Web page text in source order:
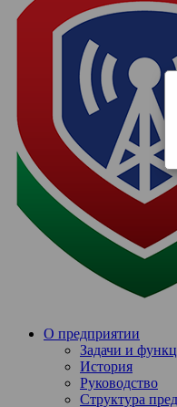
О предприятии
Задачи и
История
Руководство
Структура